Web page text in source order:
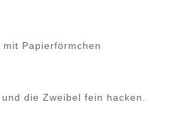
Papierförmchen
die Zweibel fein hacken.